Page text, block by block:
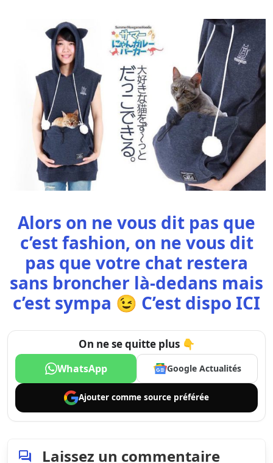
Alors on ne vous dit pas que
c’est fashion, on ne vous dit
pas que votre chat restera
sans broncher là-dedans mais
c’est sympa 😉 C’est dispo ICI
On ne se quitte plus 👇
WhatsApp Google Actualités
Ajouter comme source préférée
Laissez un commentaire